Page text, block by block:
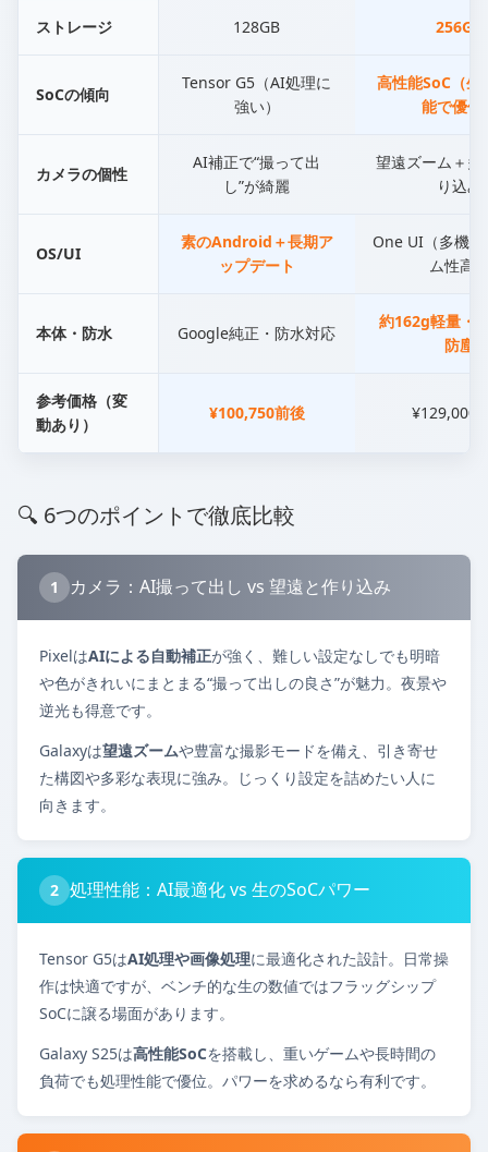
ストレージ 128GB 256GB
SoCの傾向
Tensor G5（AI処理に
強い）
高性能SoC（生
能で優位
カメラの個性
AI補正で“撮って出
し”が綺麗
望遠ズーム＋多
り込み
OS/UI
素のAndroid＋長期ア
ップデート
One UI（多機
ム性高
本体・防水 Google純正・防水対応
約162g軽量・
防塵
参考価格（変
動あり）
¥100,750前後 ¥129,000
🔍 6つのポイントで徹底比較
1 カメラ：AI撮って出し vs 望遠と作り込み
PixelはAIによる自動補正が強く、難しい設定なしでも明暗
や色がきれいにまとまる“撮って出しの良さ”が魅力。夜景や
逆光も得意です。
Galaxyは望遠ズームや豊富な撮影モードを備え、引き寄せ
た構図や多彩な表現に強み。じっくり設定を詰めたい人に
向きます。
2 処理性能：AI最適化 vs 生のSoCパワー
Tensor G5はAI処理や画像処理に最適化された設計。日常操
作は快適ですが、ベンチ的な生の数値ではフラッグシップ
SoCに譲る場面があります。
Galaxy S25は高性能SoCを搭載し、重いゲームや長時間の
負荷でも処理性能で優位。パワーを求めるなら有利です。